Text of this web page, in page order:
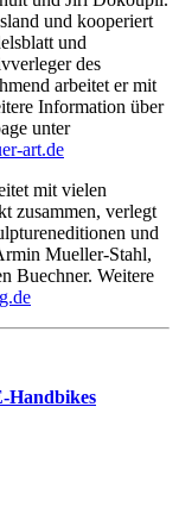
und kooperiert
und
des
arbeitet er mit
Information über
unter
art.de
mit vielen
zusammen, verlegt
und
Mueller-Stahl,
Buechner. Weitere
Handbikes